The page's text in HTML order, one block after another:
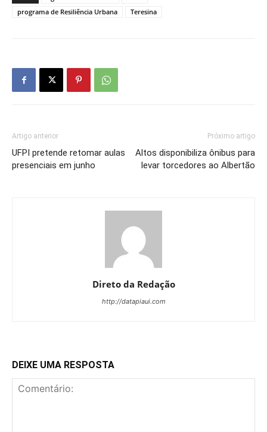
programa de Resiliência Urbana
Teresina
Artigo anterior
UFPI pretende retomar aulas
presenciais em junho
Próximo artigo
Altos disponibiliza ônibus para
levar torcedores ao Albertão
Direto da Redação
http://datapiaui.com
DEIXE UMA RESPOSTA